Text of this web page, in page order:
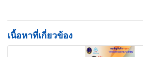
เนื้อหาที่เกี่ยวข้อง